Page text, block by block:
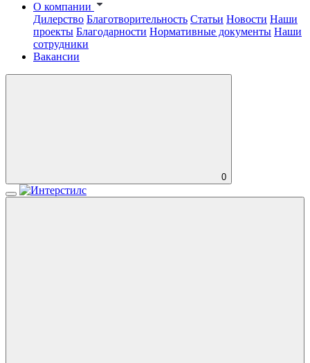
О компании
Дилерство Благотворительность Статьи Новости Наши
проекты Благодарности Нормативные документы Наши
сотрудники
Вакансии
0